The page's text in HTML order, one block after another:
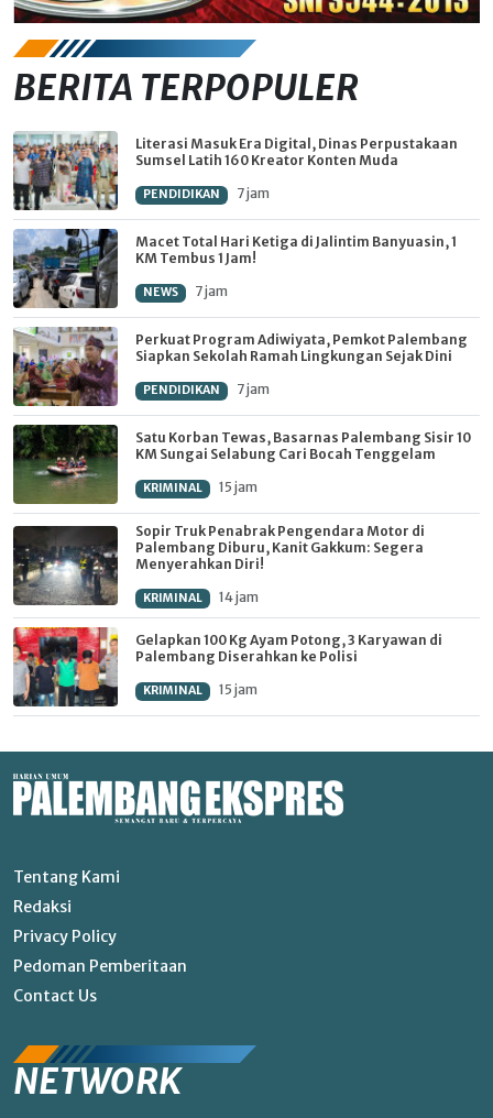
BERITA TERPOPULER
Literasi Masuk Era Digital, Dinas Perpustakaan
Sumsel Latih 160 Kreator Konten Muda
PENDIDIKAN 7 jam
Macet Total Hari Ketiga di Jalintim Banyuasin, 1
KM Tembus 1 Jam!
NEWS 7 jam
Perkuat Program Adiwiyata, Pemkot Palembang
Siapkan Sekolah Ramah Lingkungan Sejak Dini
PENDIDIKAN 7 jam
Satu Korban Tewas, Basarnas Palembang Sisir 10
KM Sungai Selabung Cari Bocah Tenggelam
KRIMINAL 15 jam
Sopir Truk Penabrak Pengendara Motor di
Palembang Diburu, Kanit Gakkum: Segera
Menyerahkan Diri!
KRIMINAL 14 jam
Gelapkan 100 Kg Ayam Potong, 3 Karyawan di
Palembang Diserahkan ke Polisi
KRIMINAL 15 jam
Tentang Kami
Redaksi
Privacy Policy
Pedoman Pemberitaan
Contact Us
NETWORK